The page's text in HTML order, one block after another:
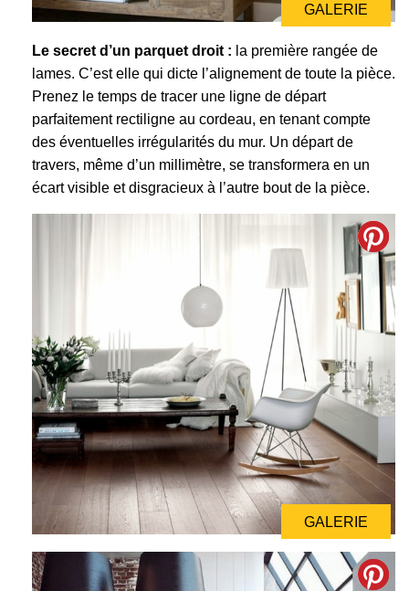
GALERIE
Le secret d’un parquet droit : la première rangée de
lames. C’est elle qui dicte l’alignement de toute la pièce.
Prenez le temps de tracer une ligne de départ
parfaitement rectiligne au cordeau, en tenant compte
des éventuelles irrégularités du mur. Un départ de
travers, même d’un millimètre, se transformera en un
écart visible et disgracieux à l’autre bout de la pièce.
GALERIE